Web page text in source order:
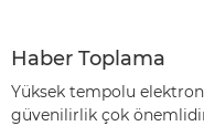
Haber Toplama
Yüksek tempolu
güvenilirlik çok